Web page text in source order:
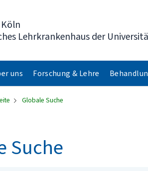
Lehrkrankenhaus der
uns Forschung & Lehre
Globale Suche
Suche